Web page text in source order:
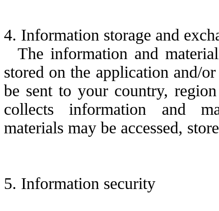
4. Information storage and
The information and
stored on the application and/
be sent to your country,
collects information and
materials may be accessed,
5. Information security